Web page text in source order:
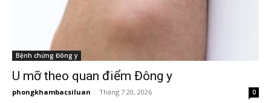
Bệnh chứng Đông y
U mỡ theo quan điểm Đông y
phongkhambacsiluan - Tháng 7 20, 2026 0